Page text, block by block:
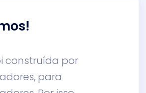
construída por
para